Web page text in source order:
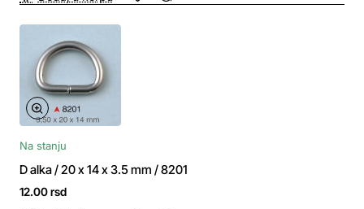
Na stanju
D alka / 20 x 14 x 3.5 mm / 8201
12.00 rsd